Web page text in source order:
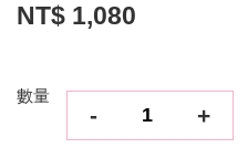
NT$ 1,080
數量
- +